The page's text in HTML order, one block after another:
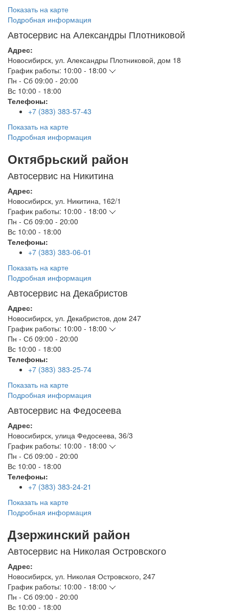
Показать на карте
Подробная информация
Автосервис на Александры Плотниковой
Адрес:
Новосибирск, ул. Александры Плотниковой, дом 18
График работы: 10:00 - 18:00
Пн - Сб 09:00 - 20:00
Вс 10:00 - 18:00
Телефоны:
+7 (383) 383-57-43
Показать на карте
Подробная информация
Октябрьский район
Автосервис на Никитина
Адрес:
Новосибирск, ул. Никитина, 162/1
График работы: 10:00 - 18:00
Пн - Сб 09:00 - 20:00
Вс 10:00 - 18:00
Телефоны:
+7 (383) 383-06-01
Показать на карте
Подробная информация
Автосервис на Декабристов
Адрес:
Новосибирск, ул. Декабристов, дом 247
График работы: 10:00 - 18:00
Пн - Сб 09:00 - 20:00
Вс 10:00 - 18:00
Телефоны:
+7 (383) 383-25-74
Показать на карте
Подробная информация
Автосервис на Федосеева
Адрес:
Новосибирск, улица Федосеева, 36/3
График работы: 10:00 - 18:00
Пн - Сб 09:00 - 20:00
Вс 10:00 - 18:00
Телефоны:
+7 (383) 383-24-21
Показать на карте
Подробная информация
Дзержинский район
Автосервис на Николая Островского
Адрес:
Новосибирск, ул. Николая Островского, 247
График работы: 10:00 - 18:00
Пн - Сб 09:00 - 20:00
Вс 10:00 - 18:00